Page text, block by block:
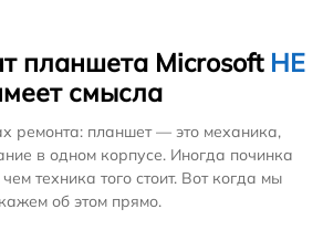
планшета Microsoft НЕ
смысла
ремонта: планшет — это механика,
в одном корпусе. Иногда починка
техника того стоит. Вот когда мы
об этом прямо.